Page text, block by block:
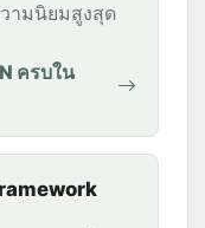
ามนิยมสูงสุด
ครบใน